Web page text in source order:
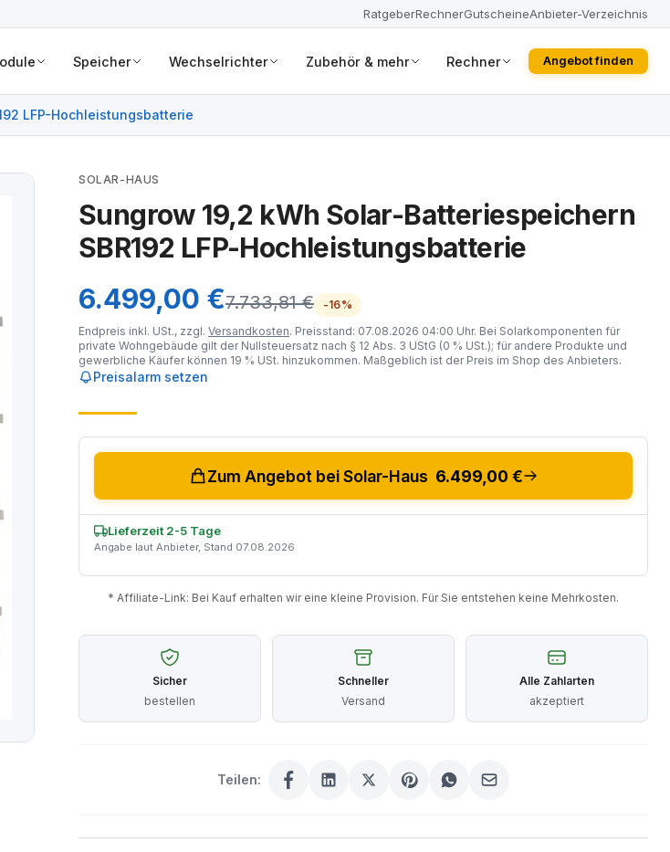
RatgeberRechnerGutscheineAnbieter-Verzeichnis
Speicher Wechselrichter Zubehör & mehr Rechner Angebot finden
LFP-Hochleistungsbatterie
SOLAR-HAUS
Sungrow 19,2 kWh Solar-Batteriespeichern
SBR192 LFP-Hochleistungsbatterie
6.499,00 €7.733,81 €
-16%
Endpreis inkl. USt., zzgl. Versandkosten. Preisstand: 07.08.2026 04:00 Uhr. Bei Solarkomponenten für
private Wohngebäude gilt der Nullsteuersatz nach § 12 Abs. 3 UStG (0 % USt.); für andere Produkte und
gewerbliche Käufer können 19 % USt. hinzukommen. Maßgeblich ist der Preis im Shop des Anbieters.
Preisalarm setzen
Zum Angebot bei Solar-Haus 6.499,00 €
Lieferzeit 2-5 Tage
Angabe laut Anbieter, Stand 07.08.2026
* Affiliate-Link: Bei Kauf erhalten wir eine kleine Provision. Für Sie entstehen keine Mehrkosten.
Sicher
bestellen
Schneller
Versand
Alle Zahlarten
akzeptiert
Teilen: